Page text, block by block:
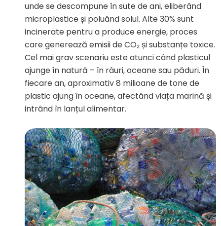
unde se descompune în sute de ani, eliberând
microplastice și poluând solul. Alte 30% sunt
incinerate pentru a produce energie, proces
care generează emisii de CO₂ și substanțe toxice.
Cel mai grav scenariu este atunci când plasticul
ajunge în natură – în râuri, oceane sau păduri. În
fiecare an, aproximativ 8 milioane de tone de
plastic ajung în oceane, afectând viața marină și
intrând în lanțul alimentar.